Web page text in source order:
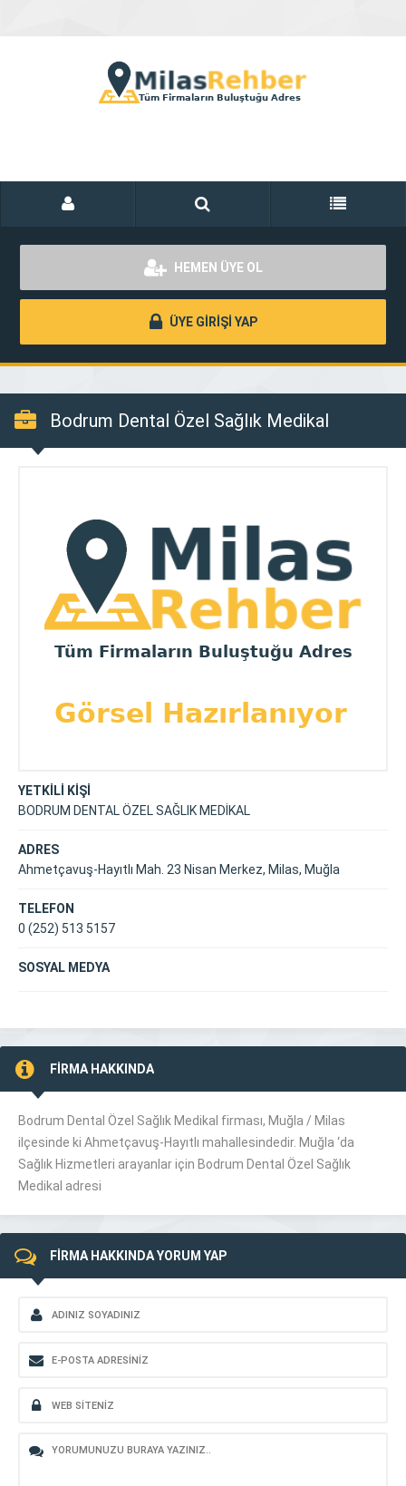
HEMEN ÜYE OL
ÜYE GİRİŞİ YAP
Bodrum Dental Özel Sağlık Medikal
YETKİLİ KİŞİ
BODRUM DENTAL ÖZEL SAĞLIK MEDİKAL
ADRES
Ahmetçavuş-Hayıtlı Mah. 23 Nisan Merkez, Milas, Muğla
TELEFON
0 (252) 513 5157
SOSYAL MEDYA
FİRMA HAKKINDA
Bodrum Dental Özel Sağlık Medikal firması, Muğla / Milas
ilçesinde ki Ahmetçavuş-Hayıtlı mahallesindedir. Muğla ‘da
Sağlık Hizmetleri arayanlar için Bodrum Dental Özel Sağlık
Medikal adresi
FİRMA HAKKINDA YORUM YAP